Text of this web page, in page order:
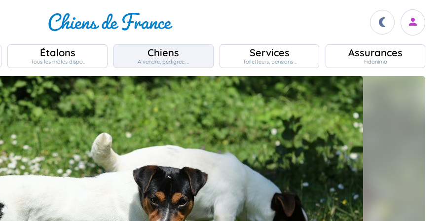
Étalons
Tous les mâles dispo..
Chiens
A vendre, pedigree, ..
Services
Toiletteurs, pensions ..
Assurances
Fidanimo